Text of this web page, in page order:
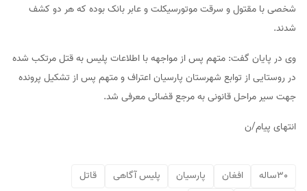
شخصی با مقتول و سرقت موتورسیکلت و عابر بانک بوده که هر دو کشف
شدند.
وی در پایان گفت: متهم پس از مواجهه با اطلاعات پلیس به قتل مرتکب شده
در روستایی از توابع شهرستان پارسیان اعتراف و متهم پس از تشکیل پرونده
جهت سیر مراحل قانونی به مرجع قضائی معرفی شد.
انتهای پیام/ن
30ساله افغان پارسیان پلیس آگاهی
قاتل